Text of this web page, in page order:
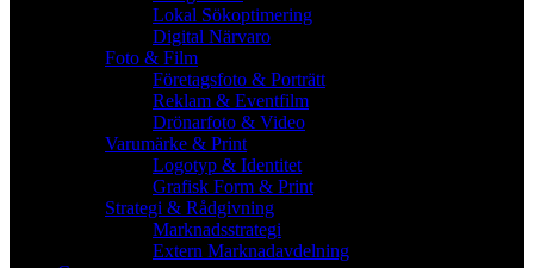
Lokal Sökoptimering
Digital Närvaro
Foto & Film
Företagsfoto & Porträtt
Reklam & Eventfilm
Drönarfoto & Video
Varumärke & Print
Logotyp & Identitet
Grafisk Form & Print
Strategi & Rådgivning
Marknadsstrategi
Extern Marknadavdelning